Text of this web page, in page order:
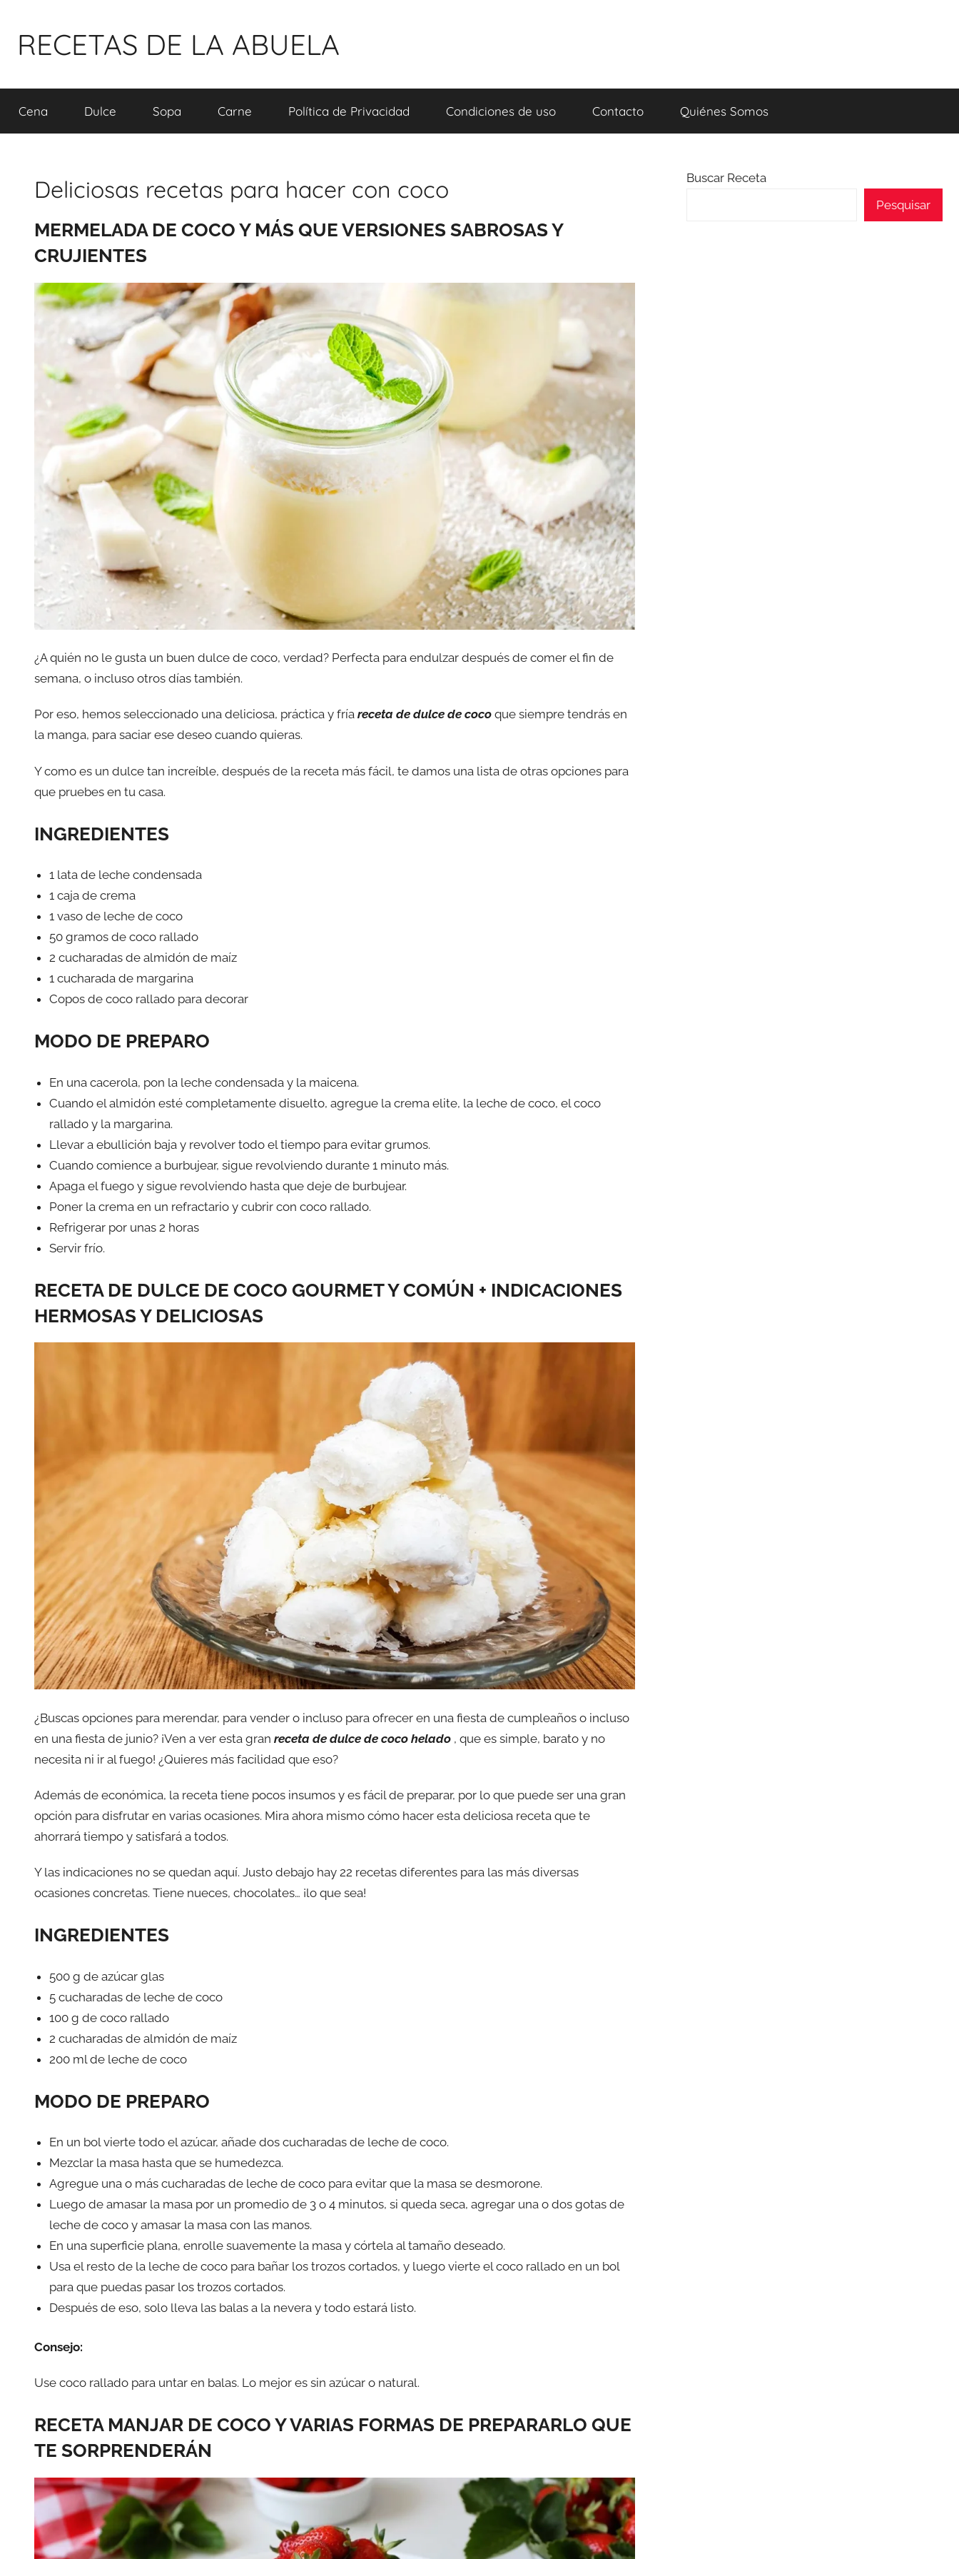
RECETAS DE LA ABUELA
Cena Dulce Sopa Carne Política de Privacidad Condiciones de uso Contacto Quiénes Somos
Deliciosas recetas para hacer con coco
MERMELADA DE COCO Y MÁS QUE VERSIONES SABROSAS Y
CRUJIENTES
¿A quién no le gusta un buen dulce de coco, verdad? Perfecta para endulzar después de comer el fin de
semana, o incluso otros días también.
Por eso, hemos seleccionado una deliciosa, práctica y fría receta de dulce de coco que siempre tendrás en
la manga, para saciar ese deseo cuando quieras.
Y como es un dulce tan increíble, después de la receta más fácil, te damos una lista de otras opciones para
que pruebes en tu casa.
INGREDIENTES
1 lata de leche condensada
1 caja de crema
1 vaso de leche de coco
50 gramos de coco rallado
2 cucharadas de almidón de maíz
1 cucharada de margarina
Copos de coco rallado para decorar
MODO DE PREPARO
En una cacerola, pon la leche condensada y la maicena.
Cuando el almidón esté completamente disuelto, agregue la crema elite, la leche de coco, el coco
rallado y la margarina.
Llevar a ebullición baja y revolver todo el tiempo para evitar grumos.
Cuando comience a burbujear, sigue revolviendo durante 1 minuto más.
Apaga el fuego y sigue revolviendo hasta que deje de burbujear.
Poner la crema en un refractario y cubrir con coco rallado.
Refrigerar por unas 2 horas
Servir frío.
RECETA DE DULCE DE COCO GOURMET Y COMÚN + INDICACIONES
HERMOSAS Y DELICIOSAS
¿Buscas opciones para merendar, para vender o incluso para ofrecer en una fiesta de cumpleaños o incluso
en una fiesta de junio? ¡Ven a ver esta gran receta de dulce de coco helado , que es simple, barato y no
necesita ni ir al fuego! ¿Quieres más facilidad que eso?
Además de económica, la receta tiene pocos insumos y es fácil de preparar, por lo que puede ser una gran
opción para disfrutar en varias ocasiones. Mira ahora mismo cómo hacer esta deliciosa receta que te
ahorrará tiempo y satisfará a todos.
Y las indicaciones no se quedan aquí. Justo debajo hay 22 recetas diferentes para las más diversas
ocasiones concretas. Tiene nueces, chocolates… ¡lo que sea!
INGREDIENTES
500 g de azúcar glas
5 cucharadas de leche de coco
100 g de coco rallado
2 cucharadas de almidón de maíz
200 ml de leche de coco
MODO DE PREPARO
En un bol vierte todo el azúcar, añade dos cucharadas de leche de coco.
Mezclar la masa hasta que se humedezca.
Agregue una o más cucharadas de leche de coco para evitar que la masa se desmorone.
Luego de amasar la masa por un promedio de 3 o 4 minutos, si queda seca, agregar una o dos gotas de
leche de coco y amasar la masa con las manos.
En una superficie plana, enrolle suavemente la masa y córtela al tamaño deseado.
Usa el resto de la leche de coco para bañar los trozos cortados, y luego vierte el coco rallado en un bol
para que puedas pasar los trozos cortados.
Después de eso, solo lleva las balas a la nevera y todo estará listo.
Consejo:
Use coco rallado para untar en balas. Lo mejor es sin azúcar o natural.
RECETA MANJAR DE COCO Y VARIAS FORMAS DE PREPARARLO QUE
TE SORPRENDERÁN
Buscar Receta
Pesquisar